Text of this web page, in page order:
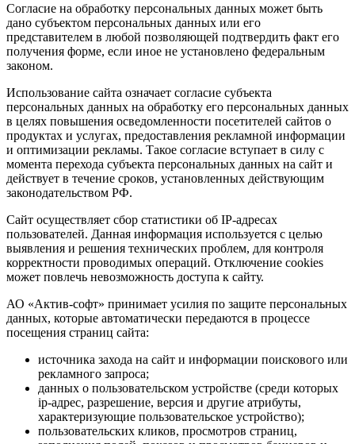
Согласие на обработку персональных данных может быть
дано субъектом персональных данных или его
представителем в любой позволяющей подтвердить факт его
получения форме, если иное не установлено федеральным
законом.
Использование сайта означает согласие субъекта
персональных данных на обработку его персональных данных
в целях повышения осведомленности посетителей сайтов о
продуктах и услугах, предоставления рекламной информации
и оптимизации рекламы. Такое согласие вступает в силу с
момента перехода субъекта персональных данных на сайт и
действует в течение сроков, установленных действующим
законодательством РФ.
Сайт осуществляет сбор статистики об IP-адресах
пользователей. Данная информация используется с целью
выявления и решения технических проблем, для контроля
корректности проводимых операций. Отключение cookies
может повлечь невозможность доступа к сайту.
АО «Актив-софт» принимает усилия по защите персональных
данных, которые автоматически передаются в процессе
посещения страниц сайта:
источника захода на сайт и информации поискового или
рекламного запроса;
данных о пользовательском устройстве (среди которых
ip-адрес, разрешение, версия и другие атрибуты,
характеризующие пользовательское устройство);
пользовательских кликов, просмотров страниц,